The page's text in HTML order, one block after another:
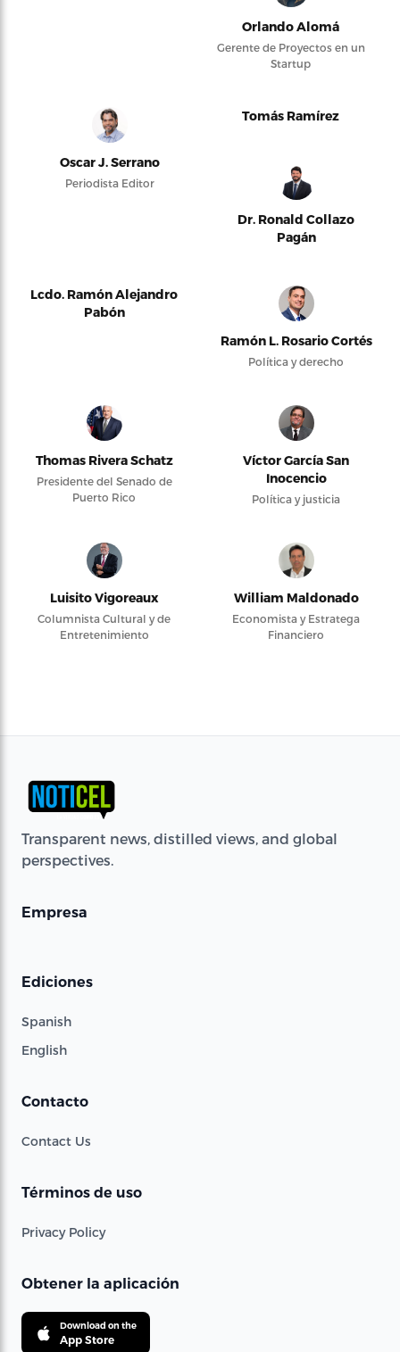
Orlando Alomá
Gerente de Proyectos en un
Startup
Oscar J. Serrano
Periodista Editor
Tomás Ramírez
Dr. Ronald Collazo
Pagán
Lcdo. Ramón Alejandro
Pabón
Ramón L. Rosario Cortés
Política y derecho
Thomas Rivera Schatz
Presidente del Senado de
Puerto Rico
Víctor García San
Inocencio
Política y justicia
Luisito Vigoreaux
Columnista Cultural y de
Entretenimiento
William Maldonado
Economista y Estratega
Financiero
Transparent news, distilled views, and global
perspectives.
Empresa
Ediciones
Spanish
English
Contacto
Contact Us
Términos de uso
Privacy Policy
Obtener la aplicación
Download on the
App Store